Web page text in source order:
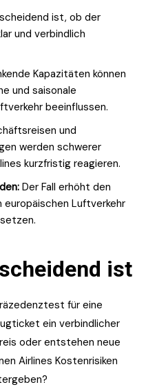
ist, ob der
und verbindlich
Kapazitäten können
und saisonale
beeinflussen.
und
werden schwerer
kurzfristig reagieren.
Der Fall erhöht den
europäischen Luftverkehr
ist
für eine
ein verbindlicher
oder entstehen neue
Airlines Kostenrisiken